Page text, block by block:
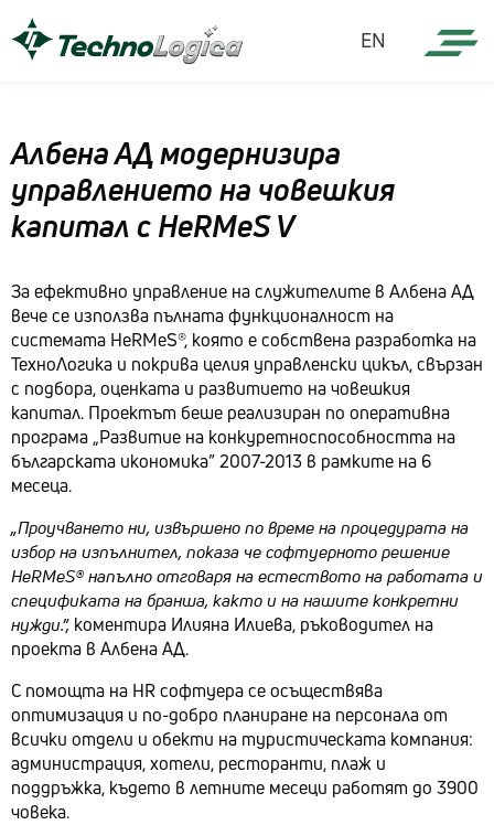
EN
Албена АД модернизира
управлението на човешкия
капитал с HeRMeS V
За ефективно управление на служителите в Албена АД
вече се използва пълната функционалност на
системата HeRMeS®, която е собствена разработка на
ТехноЛогика и покрива целия управленски цикъл, свързан
с подбора, оценката и развитието на човешкия
капитал. Проектът беше реализиран по оперативна
програма „Развитие на конкуретноспособността на
българската икономика” 2007-2013 в рамките на 6
месеца.
„Проучването ни, извършено по време на процедурата на
избор на изпълнител, показа че софтуерното решение
HeRMeS® напълно отговаря на естеството на работата и
спецификата на бранша, както и на нашите конкретни
нужди.”, коментира Илияна Илиева, ръководител на
проекта в Албена АД.
С помощта на HR софтуера се осъществява
оптимизация и по-добро планиране на персонала от
всички отдели и обекти на туристическата компания:
администрация, хотели, ресторанти, плаж и
поддръжка, където в летните месеци работят до 3900
човека.